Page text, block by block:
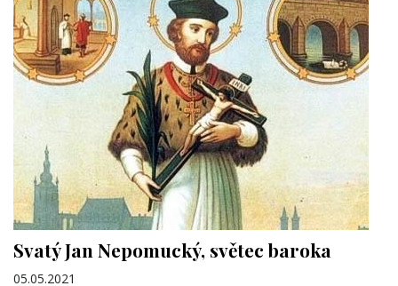
Svatý Jan Nepomucký, světec baroka
05.05.2021